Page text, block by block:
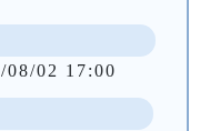
08/02 17:00